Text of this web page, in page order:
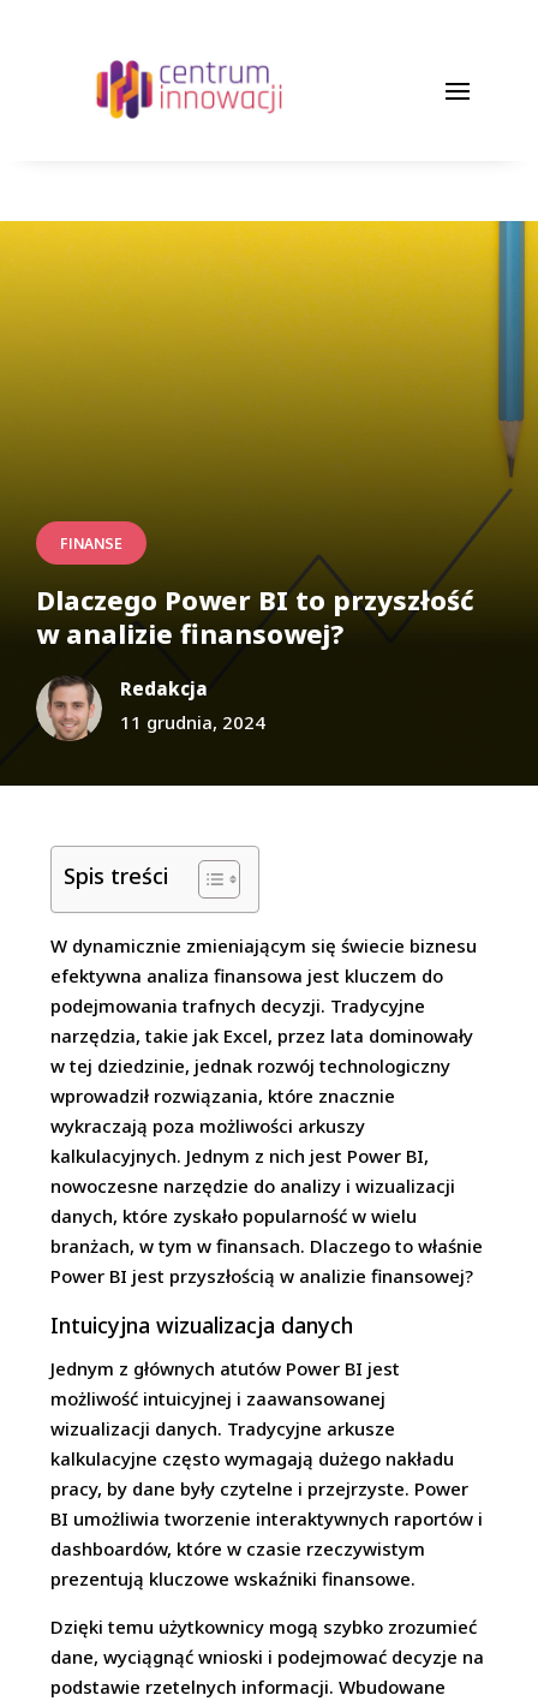
FINANSE
Dlaczego Power BI to przyszłość
w analizie finansowej?
Redakcja
11 grudnia, 2024
Spis treści
W dynamicznie zmieniającym się świecie biznesu
efektywna analiza finansowa jest kluczem do
podejmowania trafnych decyzji. Tradycyjne
narzędzia, takie jak Excel, przez lata dominowały
w tej dziedzinie, jednak rozwój technologiczny
wprowadził rozwiązania, które znacznie
wykraczają poza możliwości arkuszy
kalkulacyjnych. Jednym z nich jest Power BI,
nowoczesne narzędzie do analizy i wizualizacji
danych, które zyskało popularność w wielu
branżach, w tym w finansach. Dlaczego to właśnie
Power BI jest przyszłością w analizie finansowej?
Intuicyjna wizualizacja danych
Jednym z głównych atutów Power BI jest
możliwość intuicyjnej i zaawansowanej
wizualizacji danych. Tradycyjne arkusze
kalkulacyjne często wymagają dużego nakładu
pracy, by dane były czytelne i przejrzyste. Power
BI umożliwia tworzenie interaktywnych raportów i
dashboardów, które w czasie rzeczywistym
prezentują kluczowe wskaźniki finansowe.
Dzięki temu użytkownicy mogą szybko zrozumieć
dane, wyciągnąć wnioski i podejmować decyzje na
podstawie rzetelnych informacji. Wbudowane